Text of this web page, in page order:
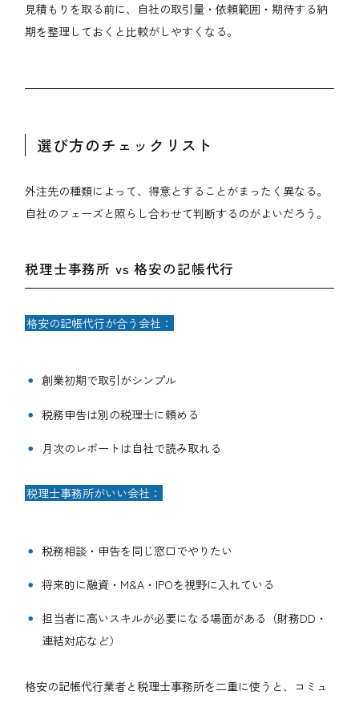
見積もりを取る前に、自社の取引量・依頼範囲・期待する納
期を整理しておくと比較がしやすくなる。
選び方のチェックリスト
外注先の種類によって、得意とすることがまったく異なる。
自社のフェーズと照らし合わせて判断するのがよいだろう。
税理士事務所 vs 格安の記帳代行
格安の記帳代行が合う会社：
創業初期で取引がシンプル
税務申告は別の税理士に頼める
月次のレポートは自社で読み取れる
税理士事務所がいい会社：
税務相談・申告を同じ窓口でやりたい
将来的に融資・M&A・IPOを視野に入れている
担当者に高いスキルが必要になる場面がある（財務DD・
連結対応など）
格安の記帳代行業者と税理士事務所を二重に使うと、コミュ